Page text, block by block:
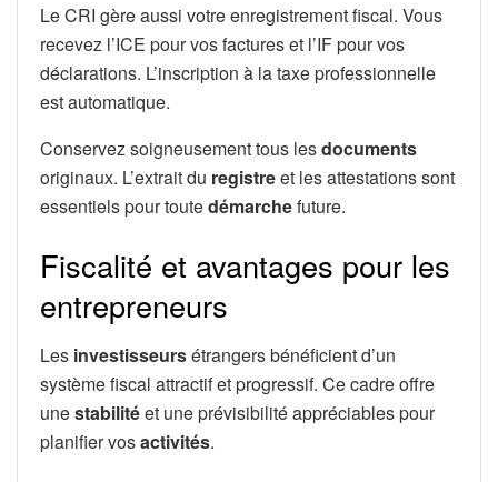
Le CRI gère aussi votre enregistrement fiscal. Vous
recevez l’ICE pour vos factures et l’IF pour vos
déclarations. L’inscription à la taxe professionnelle
est automatique.
Conservez soigneusement tous lesdocuments
originaux. L’extrait du registreet les attestations sont
essentiels pour toutedémarchefuture.
Fiscalité et avantages pour les
entrepreneurs
Les investisseursétrangers bénéficient d’un
système fiscal attractif et progressif. Ce cadre offre
unestabilitéet une prévisibilité appréciables pour
planifier vosactivités.